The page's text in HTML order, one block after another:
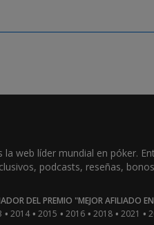
la web líder mundial en póker.
podcasts, reseñas,
DEL PREMIO "MEJOR AFILIADO
• 2014 • 2015 • 2016 • 2018 • 2021 •